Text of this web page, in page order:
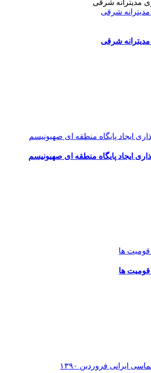
شرقی
شرقی
ایجاد پایگاه منطقه ای صهیونیسم
ایجاد پایگاه منطقه ای صهیونیسم
ها
ها
ایرانی فروردین ۱۳۹۰